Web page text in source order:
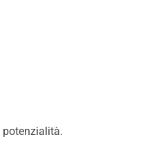
potenzialità.